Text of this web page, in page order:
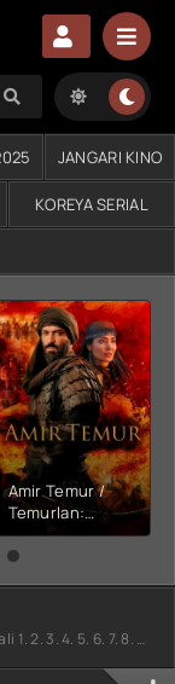
JANGARI KINO
KOREYA SERIAL
Amir Temur /
Temurlan:
Fathchining
yuksalishi
tarjima kino Full
HD tas-ix
Qism Uzbek tilida Turk seriyali Barcha hamma qismlar